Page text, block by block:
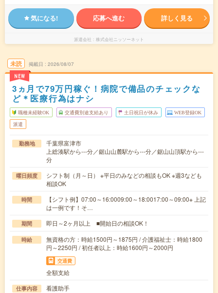
気になる! 応募へ進む 詳しく見る
派遣会社 株式会社ニッソーネット
未読
NEW
掲載日 2026/08/07
3ヵ月で79万円稼ぐ！病院で備品のチェックな
ど＊医療行為はナシ
職種未経験OK 交通費別途支給あり 土日祝日が休み WEB登録OK
派遣
勤務地
千葉県富津市
上総湊駅から---分／鋸山山麓駅から---分／鋸山山頂駅から---
分
曜日頻度
シフト制（月～日） ※平日のみなどの相談もOK ※週3なども
相談OK
時間
【シフト例】07:00～16:0009:00～18:0017:00～09:00※ 上記
は一例です！そ…
期間 即日～2ヶ月以上 ■開始日の相談OK！
時給
無資格の方：時給1500円～1875円 / 介護福祉士：時給1800
円～2250円 / 初任者以上：時給1600円～2000円
交通費
全額支給
仕事内容
看護助手